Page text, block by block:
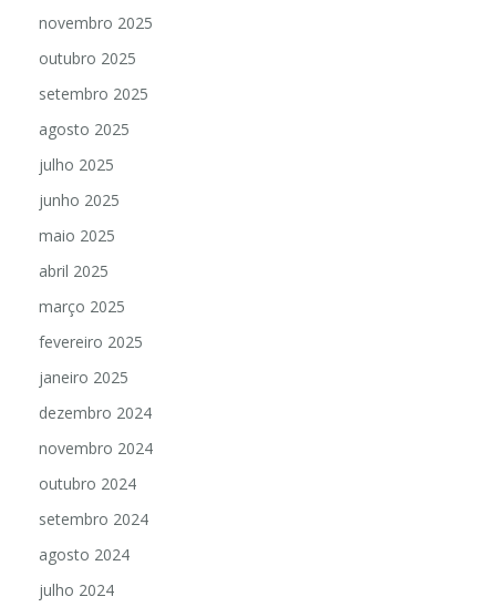
novembro 2025
outubro 2025
setembro 2025
agosto 2025
julho 2025
junho 2025
maio 2025
abril 2025
março 2025
fevereiro 2025
janeiro 2025
dezembro 2024
novembro 2024
outubro 2024
setembro 2024
agosto 2024
julho 2024